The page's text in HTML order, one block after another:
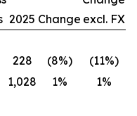
2025 Change excl. FX
228 (8%)
(11%)
1,028 1% 1%